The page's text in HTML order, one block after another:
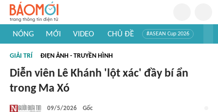
NÓNG MỚI VIDEO CHỦ ĐỀ #ASEAN Cup 2026
#Khám phá thế giới
GIẢI TRÍ ĐIỆN ẢNH - TRUYỀN HÌNH
Diễn viên Lê Khánh 'lột xác' đầy bí ẩn
trong Ma Xó
09/5/2026 Gốc